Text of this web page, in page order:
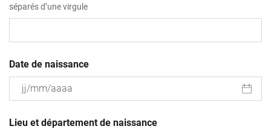
séparés d’une virgule
Date de naissance
slash
Lieu et département de naissance